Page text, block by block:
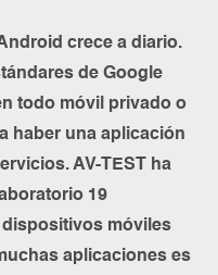
crece a diario.
de Google
todo móvil privado o
haber una aplicación
AV-TEST ha
19
móviles
aplicaciones es